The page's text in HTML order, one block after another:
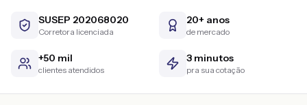
SUSEP 202068020
Corretora licenciada
20+ anos
de mercado
+50 mil
clientes atendidos
3 minutos
pra sua cotação